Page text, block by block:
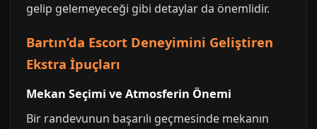
gelip gelemeyeceği gibi detaylar da önemlidir.
Bartın’da Escort Deneyimini Geliştiren
Ekstra İpuçları
Mekan Seçimi ve Atmosferin Önemi
Bir randevunun başarılı geçmesinde mekanın